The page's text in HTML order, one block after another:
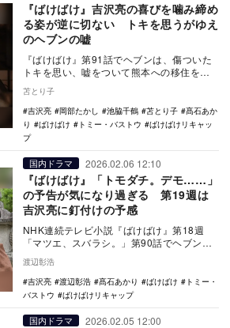
『ばけばけ』吉沢亮の喜びを噛み締め
る姿が逆に切ない トキを思うがゆえ
のヘブンの嘘
『ばけばけ』第91話でヘブンは、傷ついた
トキを思い、嘘をついて熊本への移住を提
週から舞台は…
苫とり子
吉沢亮
岡部たかし 池脇千鶴 苫とり子
髙石あか
り
ばけばけ トミー・バストウ
ばけばけリキャッ
プ
国内ドラマ 2026.02.06 12:10
『ばけばけ』「トモダチ。デモ……」
の予告が気になり過ぎる 第19週は
吉沢亮に釘付けの予感
NHK連続テレビ小説『ばけばけ』第18週
「マツエ、スバラシ。」第90話でヘブン
（トミー・バストウ）はトキ（髙石あか
り）に「マツエ…
渡辺彰浩
吉沢亮
渡辺彰浩 髙石あかり ばけばけ
トミー・
バストウ
ばけばけリキャップ
国内ドラマ 2026.02.05 12:00